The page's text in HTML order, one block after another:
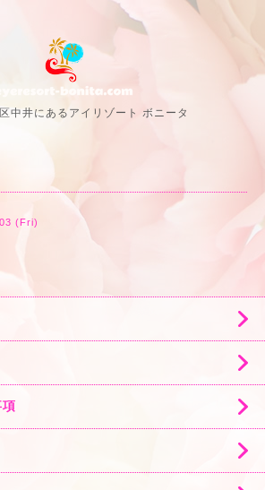
中井にあるアイリゾート ボニータ
(Fri)